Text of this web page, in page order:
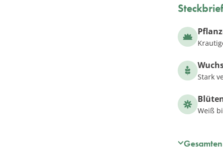
Steckbrief
Stark
Weiß